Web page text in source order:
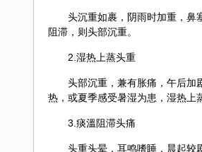
头沉重如裹，阴雨时加重，鼻
阻滞，则头部沉重。
2.湿热上蒸头重
头部沉重，兼有胀痛，午后加
热，或夏季感受暑湿为患，湿热上
3.痰溫阻滞头痛
头重头晕，耳鸣嗜睡，晨起较